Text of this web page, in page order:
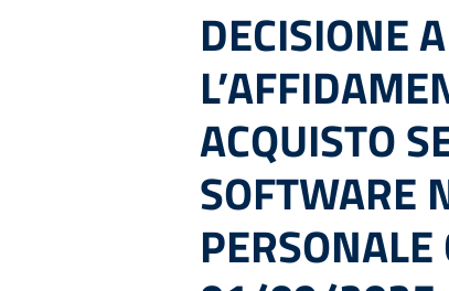
DECISIONE
ACQUISTO
SOFTWARE